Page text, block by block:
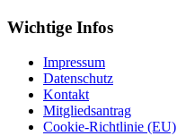
Wichtige Infos
Impressum
Datenschutz
Kontakt
Mitgliedsantrag
Cookie-Richtlinie (EU)